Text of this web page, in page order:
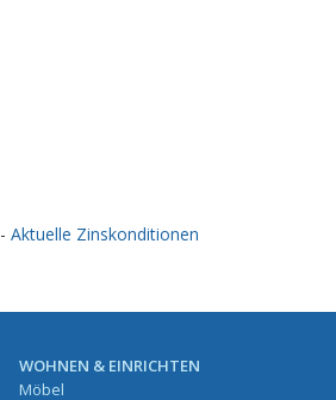
- Aktuelle Zinskonditionen
WOHNEN & EINRICHTEN
Möbel